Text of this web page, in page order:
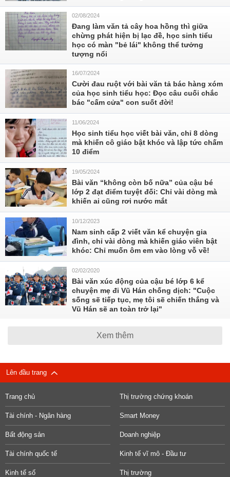
02/08/2024
Đang làm văn tả cây hoa hồng thì giữa
chừng phát hiện bị lạc đề, học sinh tiểu
học có màn "bẻ lái" không thể tưởng
tượng nổi
16/07/2024
Cười đau ruột với bài văn tả bác hàng xóm
của học sinh tiểu học: Đọc câu cuối chắc
bác "cấm cửa" con suốt đời!
11/06/2024
Học sinh tiểu học viết bài văn, chỉ 8 dòng
mà khiến cô giáo bật khóc và lập tức chấm
10 điểm
19/05/2024
Bài văn “không còn bố nữa” của cậu bé
lớp 2 đạt điểm tuyệt đối: Chỉ vài dòng mà
khiến ai cũng rơi nước mắt
10/12/2023
Nam sinh cấp 2 viết văn kể chuyện gia
đình, chỉ vài dòng mà khiến giáo viên bật
khóc: Chỉ muốn ôm em vào lòng vỗ về!
02/02/2020
Bài văn xúc động của cậu bé lớp 6 kể
chuyện mẹ đi Vũ Hán chống dịch: "Cuộc
sống sẽ tiếp tục, mẹ tôi sẽ chiến thắng và
Vũ Hán sẽ an toàn trở lại"
Xem thêm
Lên đầu trang
Trang chủ Thị trường chứng khoán
Tài chính - Ngân hàng Smart Money
Bất động sản Doanh nghiệp
Tài chính quốc tế Kinh tế vĩ mô - Đầu tư
Kinh tế số Thị trường